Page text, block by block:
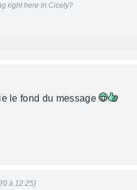
right here in Cicely?
le fond du message
à 12:25)